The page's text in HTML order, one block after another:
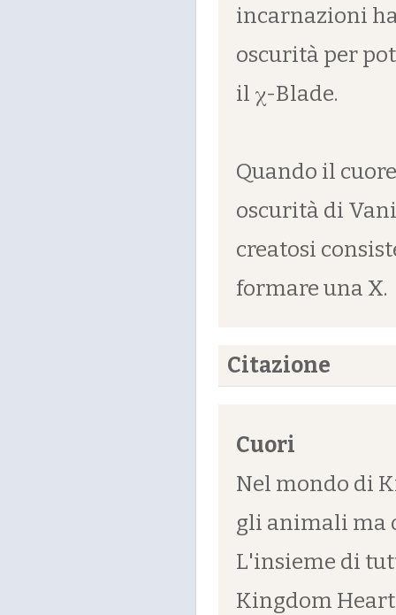
incarnazioni
oscurità per
il χ-Blade.
Quando il
oscurità di
creatosi
formare una X.
Citazione
Cuori
Nel mondo di
gli animali ma
L'insieme di
Kingdom